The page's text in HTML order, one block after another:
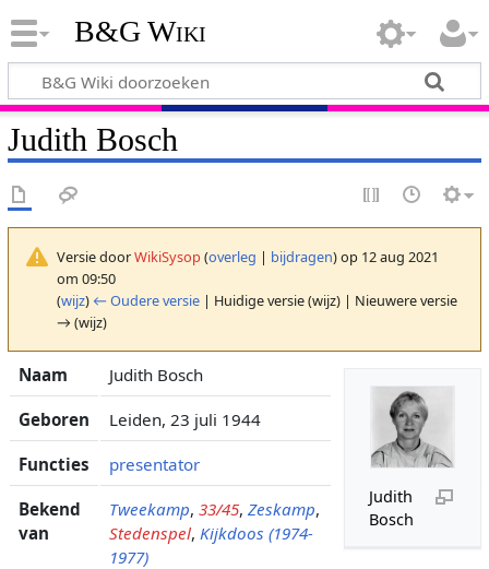
B&G Wiki
Judith Bosch
Versie doorWikiSysop (overleg | bijdragen)op 12 aug 2021
om 09:50
(wijz) ← Oudere versie| Huidige versie (wijz) | Nieuwere versie
→ (wijz)
Judith
Bosch
Naam Judith Bosch
Geboren Leiden, 23 juli 1944
Functies presentator
Bekend
van
Tweekamp, 33/45, Zeskamp,
Stedenspel, Kijkdoos (1974-
1977)